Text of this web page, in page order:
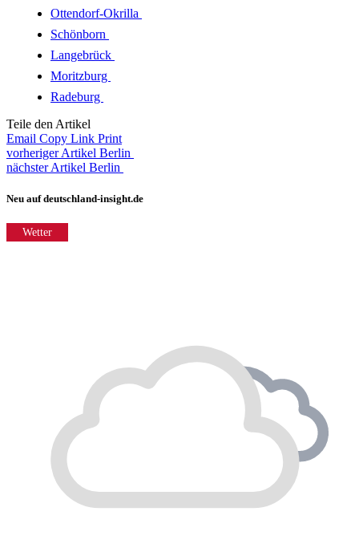
Ottendorf-Okrilla
Schönborn
Langebrück
Moritzburg
Radeburg
Teile den Artikel
Email Copy Link Print
vorheriger Artikel Berlin
nächster Artikel Berlin
Neu auf deutschland-insight.de
Wetter